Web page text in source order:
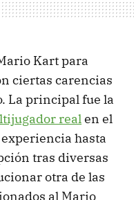
Kart para
ciertas carencias
La principal fue la
realen el
hasta
tras diversas
otra de las
al Mario